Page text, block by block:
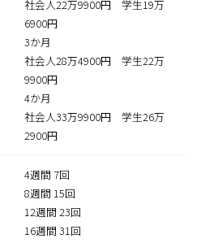
社会人22万9900円 学生19万
6900円
3か月
社会人28万4900円 学生22万
9900円
4か月
社会人33万9900円 学生26万
2900円
4週間 7回
8週間 15回
12週間 23回
16週間 31回